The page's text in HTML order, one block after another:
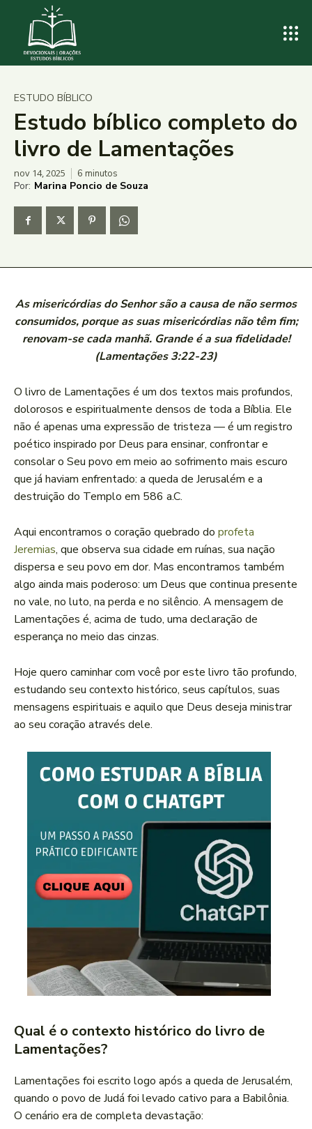
ESTUDO BÍBLICO
Estudo bíblico completo do
livro de Lamentações
nov 14, 2025 6 minutos
Por: Marina Poncio de Souza
As misericórdias do Senhor são a causa de não sermos
consumidos, porque as suas misericórdias não têm fim;
renovam-se cada manhã. Grande é a sua fidelidade!
(Lamentações 3:22-23)
O livro de Lamentações é um dos textos mais profundos,
dolorosos e espiritualmente densos de toda a Bíblia. Ele
não é apenas uma expressão de tristeza — é um registro
poético inspirado por Deus para ensinar, confrontar e
consolar o Seu povo em meio ao sofrimento mais escuro
que já haviam enfrentado: a queda de Jerusalém e a
destruição do Templo em 586 a.C.
Aqui encontramos o coração quebrado do profeta
Jeremias, que observa sua cidade em ruínas, sua nação
dispersa e seu povo em dor. Mas encontramos também
algo ainda mais poderoso: um Deus que continua presente
no vale, no luto, na perda e no silêncio. A mensagem de
Lamentações é, acima de tudo, uma declaração de
esperança no meio das cinzas.
Hoje quero caminhar com você por este livro tão profundo,
estudando seu contexto histórico, seus capítulos, suas
mensagens espirituais e aquilo que Deus deseja ministrar
ao seu coração através dele.
Qual é o contexto histórico do livro de
Lamentações?
Lamentações foi escrito logo após a queda de Jerusalém,
quando o povo de Judá foi levado cativo para a Babilônia.
O cenário era de completa devastação: